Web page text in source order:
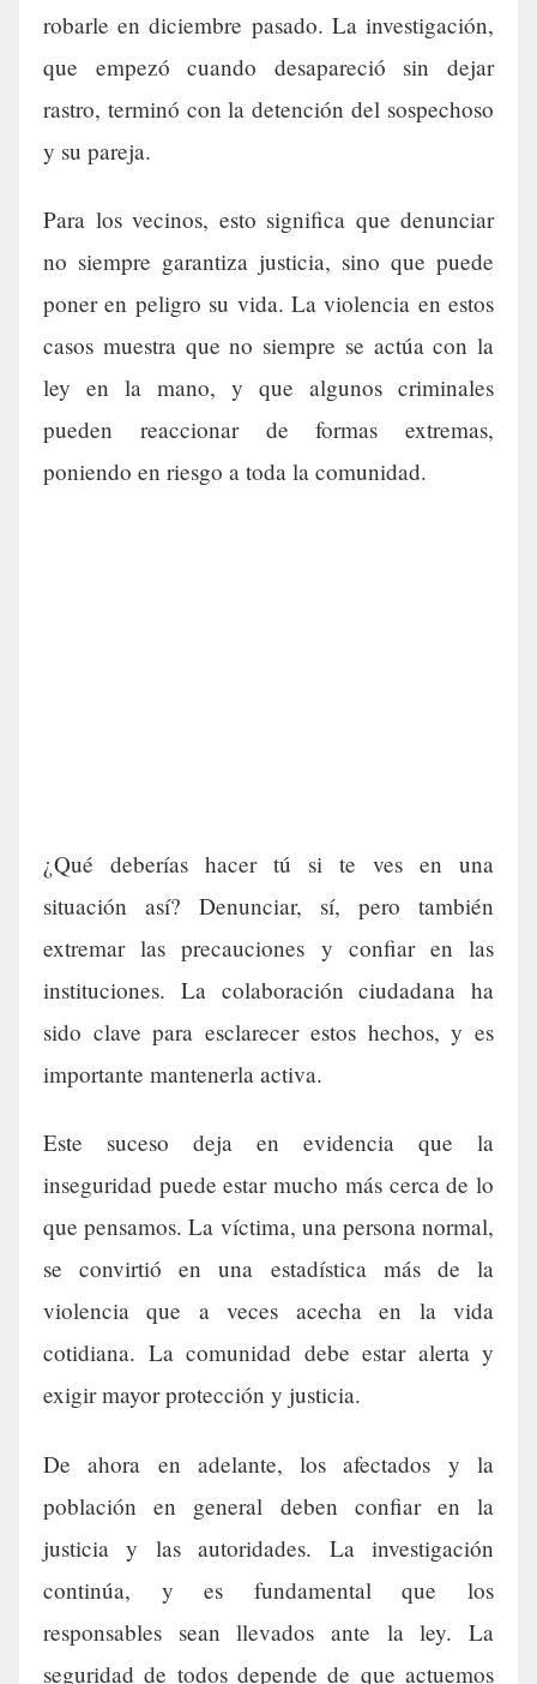
robarle en diciembre pasado. La investigación,
que empezó cuando desapareció sin dejar
rastro, terminó con la detención del sospechoso
y su pareja.
Para los vecinos, esto significa que denunciar
no siempre garantiza justicia, sino que puede
poner en peligro su vida. La violencia en estos
casos muestra que no siempre se actúa con la
ley en la mano, y que algunos criminales
pueden reaccionar de formas extremas,
poniendo en riesgo a toda la comunidad.
¿Qué deberías hacer tú si te ves en una
situación así? Denunciar, sí, pero también
extremar las precauciones y confiar en las
instituciones. La colaboración ciudadana ha
sido clave para esclarecer estos hechos, y es
importante mantenerla activa.
Este suceso deja en evidencia que la
inseguridad puede estar mucho más cerca de lo
que pensamos. La víctima, una persona normal,
se convirtió en una estadística más de la
violencia que a veces acecha en la vida
cotidiana. La comunidad debe estar alerta y
exigir mayor protección y justicia.
De ahora en adelante, los afectados y la
población en general deben confiar en la
justicia y las autoridades. La investigación
continúa, y es fundamental que los
responsables sean llevados ante la ley. La
seguridad de todos depende de que actuemos